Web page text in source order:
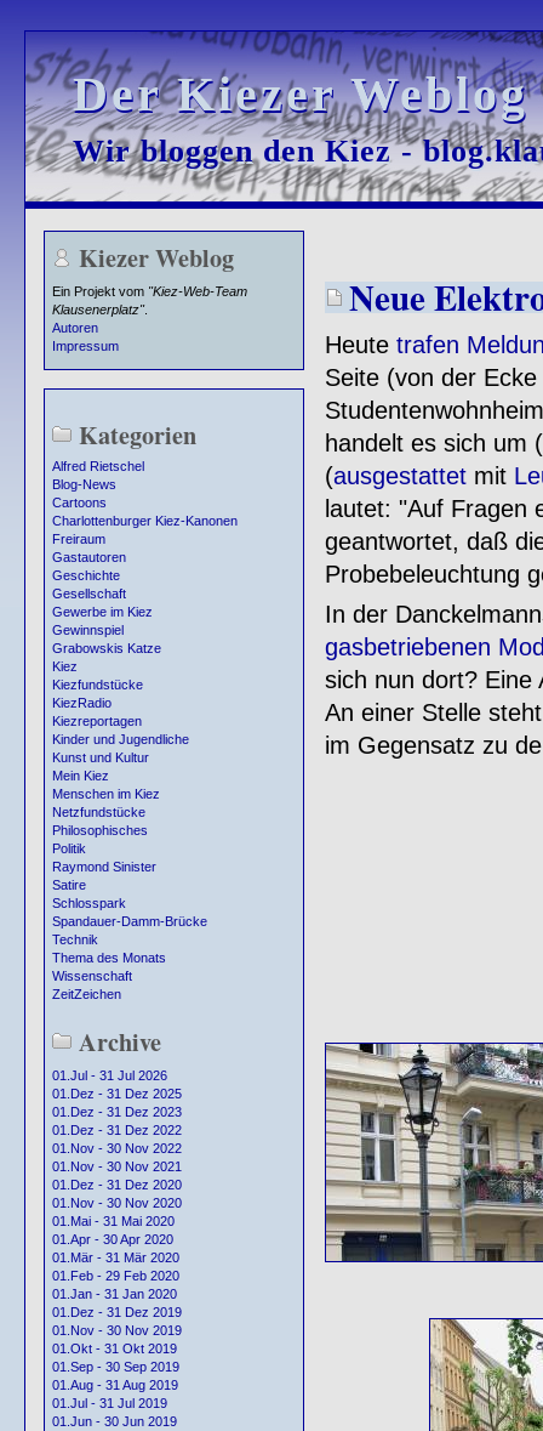
Der Kiezer
Der Kiezer
Wir bloggen den Kiez -
Wir bloggen den Kiez -
Kiezer Weblog
Ein Projekt vom "Kiez-Web-Team
Klausenerplatz".
Autoren
Impressum
Kategorien
Alfred Rietschel
Blog-News
Cartoons
Charlottenburger Kiez-Kanonen
Freiraum
Gastautoren
Geschichte
Gesellschaft
Gewerbe im Kiez
Gewinnspiel
Grabowskis Katze
Kiez
Kiezfundstücke
KiezRadio
Kiezreportagen
Kinder und Jugendliche
Kunst und Kultur
Mein Kiez
Menschen im Kiez
Netzfundstücke
Philosophisches
Politik
Raymond Sinister
Satire
Schlosspark
Spandauer-Damm-Brücke
Technik
Thema des Monats
Wissenschaft
ZeitZeichen
Archive
01.Jul - 31 Jul 2026
01.Dez - 31 Dez 2025
01.Dez - 31 Dez 2023
01.Dez - 31 Dez 2022
01.Nov - 30 Nov 2022
01.Nov - 30 Nov 2021
01.Dez - 31 Dez 2020
01.Nov - 30 Nov 2020
01.Mai - 31 Mai 2020
01.Apr - 30 Apr 2020
01.Mär - 31 Mär 2020
01.Feb - 29 Feb 2020
01.Jan - 31 Jan 2020
01.Dez - 31 Dez 2019
01.Nov - 30 Nov 2019
01.Okt - 31 Okt 2019
01.Sep - 30 Sep 2019
01.Aug - 31 Aug 2019
01.Jul - 31 Jul 2019
01.Jun - 30 Jun 2019
Neue
Heute trafen
Seite (von der
handelt es sich um
(ausgestattetmit
lautet: "Auf Fragen
geantwortet, daß
Probebeleuchtung
In der
gasbetriebenen
sich nun dort? Eine
An einer Stelle
im Gegensatz zu